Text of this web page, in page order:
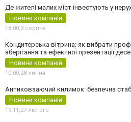
Де жителі малих міст інвестують у
Новини компаній
18:00,3 серпня
Кондитерська вітрина: як вибрати
зберігання та ефектної презентації
Новини компаній
10:00,28 липня
Антиковзаючий килимок: безпечна
Новини компаній
19:11,27 лютого